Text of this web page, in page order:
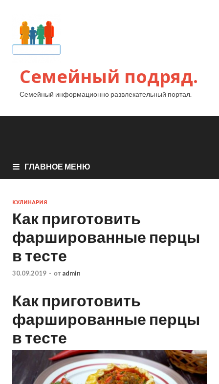
Семейный подряд.
Семейный информационно развлекательный портал.
ГЛАВНОЕ МЕНЮ
КУЛИНАРИЯ
Как приготовить
фаршированные перцы
в тесте
30.09.2019 - от admin
Как приготовить
фаршированные перцы
в тесте